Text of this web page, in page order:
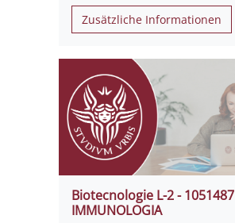
Zusätzliche Informationen
Biotecnologie L-2 - 1051487
IMMUNOLOGIA